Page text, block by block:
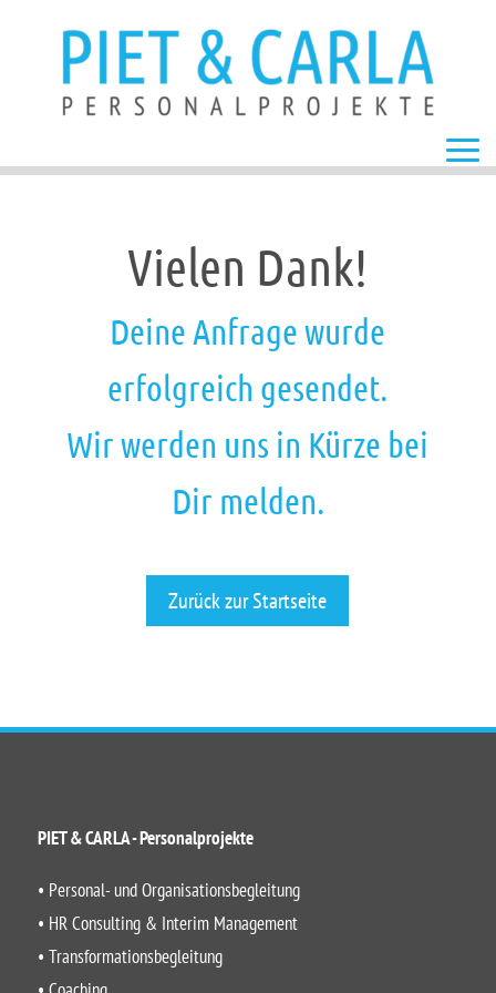
Vielen Dank!
Deine Anfrage wurde
erfolgreich gesendet.
Wir werden uns in Kürze bei
Dir melden.
Zurück zur Startseite
PIET & CARLA - Personalprojekte
• Personal- und Organisationsbegleitung
• HR Consulting & Interim Management
• Transformationsbegleitung